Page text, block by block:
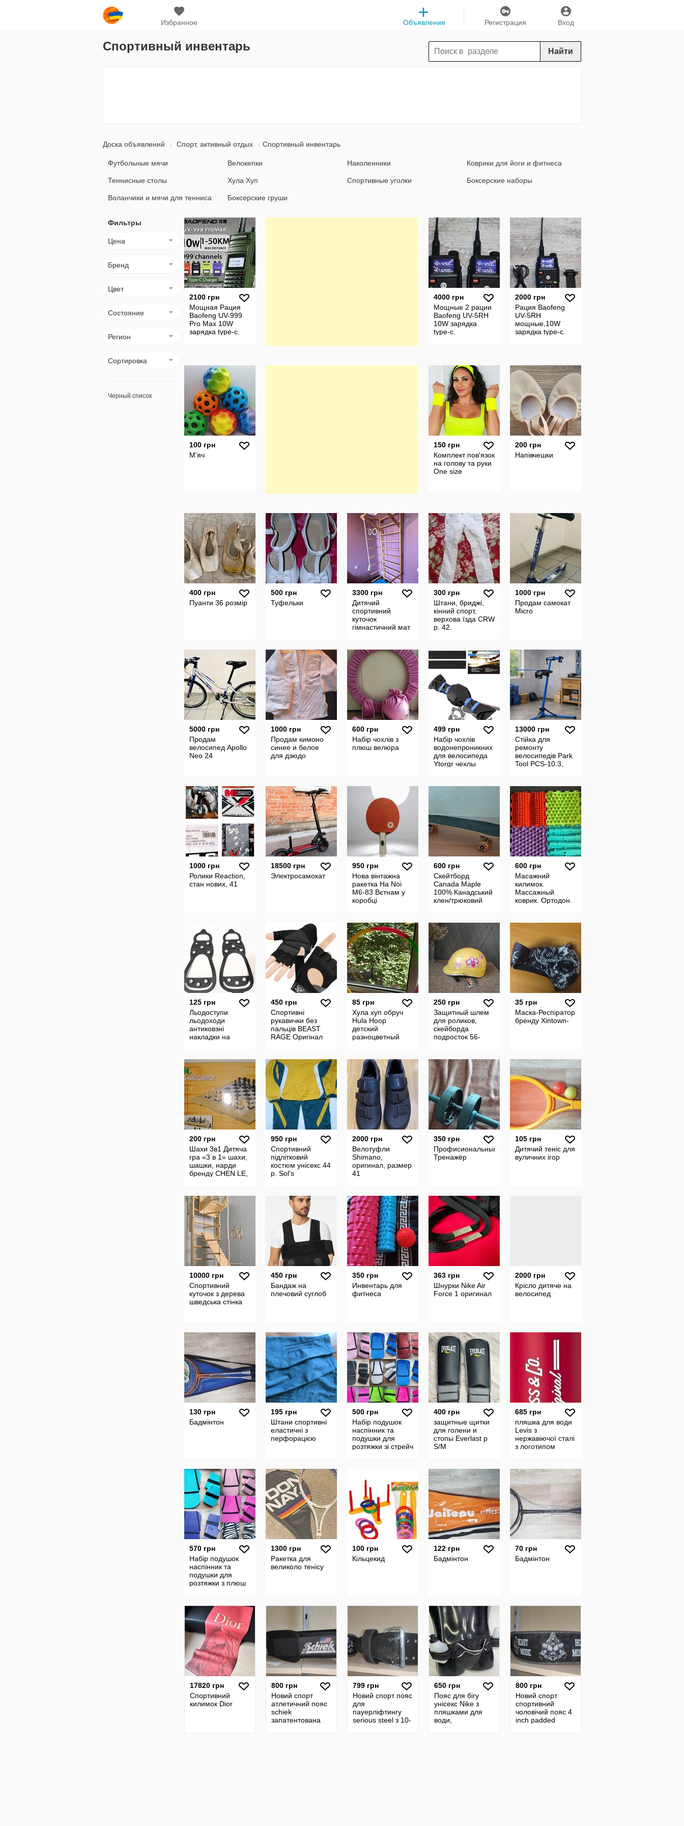
Избранное Вход
Регистрация
Объявление
Спортивный инвентарь Найти
Доска объявлений Спорт, активный отдых Спортивный инвентарь
Футбольные мячи Велокепки Наколенники Коврики для йоги и фитнеса
Теннисные столы Хула Хуп Спортивные уголки Боксерские наборы
Воланчики и мячи для тенниса Боксерские груши
Фильтры
Цена
Бренд
Цвет
Состояние
Регион
Сортировка
Черный список
2100 грн
Мощная Рация
Baofeng UV-999
Pro Max 10W
зарядка type-c.
4000 грн
Мощные 2 рации
Baofeng UV-5RH
10W зарядка
type-c.
2000 грн
Рация Baofeng
UV-5RH
мощные,10W
зарядка type-c.
100 грн
М'яч
150 грн
Комплект пов'язок
на голову та руки
One size
200 грн
Напівчешки
400 грн
Пуанти 36 розмір
500 грн
Туфельки
3300 грн
Дитячий
спортивний
куточок
гімнастичний мат
300 грн
Штани, бриджі,
кінний спорт,
верхова їзда CRW
р. 42.
1000 грн
Продам самокат
Micro
5000 грн
Продам
велосипед Apollo
Neo 24
1000 грн
Продам кимоно
синее и белое
для дзюдо
600 грн
Набір чохлів з
плюш велюра
499 грн
Набір чохлів
водонепроникних
для велосипеда
Ytorgr чехлы
13000 грн
Стійка для
ремонту
велосипедів Park
Tool PCS-10.3,
рушників та
робочій піднос
1000 грн
Ролики Reaction,
стан нових, 41
18500 грн
Электросамокат
950 грн
Нова вінтажна
ракетка Ha Noi
M6-83 Вєтнам у
коробці
600 грн
Скейтборд
Canada Maple
100% Канадський
клен/трюковий
600 грн
Масажний
килимок.
Массажный
коврик. Ортодон.
125 грн
Льодоступи
льодоходи
антиковзні
накладки на
ледоходы на
обувь
450 грн
Спортивні
рукавички без
пальців BEAST
RAGE Оригінал
85 грн
Хула хуп обруч
Hula Hoop
детский
разноцветный
250 грн
Защитный шлем
для роликов,
скейборда
подросток 56-
35 грн
Маска-Респіратор
бренду Xintown-
200 грн
Шахи 3в1 Дитяча
гра «3 в 1» шахи,
шашки, нарди
бренду CHEN LE,
28,8 1,7см
950 грн
Спортивний
підлітковий
костюм унісекс 44
р. Sol's
куртки та
відповідних
2000 грн
Велотуфли
Shimano,
оригинал, размер
41
350 грн
Профисиональный
Тренажёр
105 грн
Дитячий теніс для
вуличних ігор
10000 грн
Спортивний
куточок з дерева
шведська стінка
450 грн
Бандаж на
плечовий суглоб
350 грн
Инвентарь для
фитнеса
363 грн
Шнурки Nike Air
Force 1 оригинал
2000 грн
Крісло дитяче на
велосипед
130 грн
Бадмінтон
195 грн
Штани спортивні
еластичні з
перфорацією
500 грн
Набір подушок
наспінник та
подушки для
розтяжки зі стрейч
400 грн
защитные щитки
для голени и
стопы Everlast р
S/M
685 грн
пляшка для води
Levis з
нержавіючої сталі
з логотипом
570 грн
Набір подушок
наспінник та
подушки для
розтяжки з плюш
1300 грн
Ракетка для
великоло тенісу
100 грн
Кільцекид
122 грн
Бадмінтон
70 грн
Бадмінтон
17820 грн
Спортивний
килимок Dior
800 грн
Новий спорт
атлетичний пояс
schiek
запатентована
799 грн
Новий спорт пояс
для
пауерліфтингу
serious steel з 10-
650 грн
Пояс для бігу
унісекс Nike з
пляшками для
води,
800 грн
Новий спорт
спортивний
чоловічий пояс 4
inch padded